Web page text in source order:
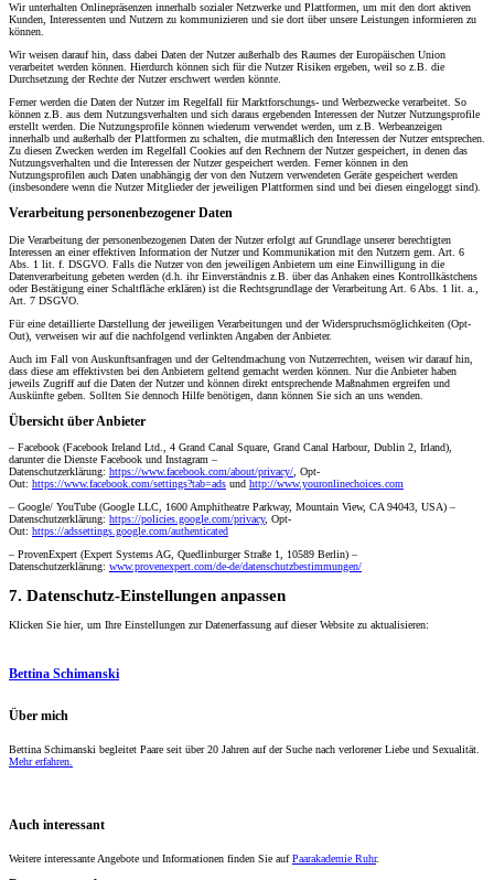
Wir unterhalten Onlinepräsenzen innerhalb sozialer Netzwerke und Plattformen, um mit den dort aktiven
Kunden, Interessenten und Nutzern zu kommunizieren und sie dort über unsere Leistungen informieren zu
können.
Wir weisen darauf hin, dass dabei Daten der Nutzer außerhalb des Raumes der Europäischen Union
verarbeitet werden können. Hierdurch können sich für die Nutzer Risiken ergeben, weil so z.B. die
Durchsetzung der Rechte der Nutzer erschwert werden könnte.
Ferner werden die Daten der Nutzer im Regelfall für Marktforschungs- und Werbezwecke verarbeitet. So
können z.B. aus dem Nutzungsverhalten und sich daraus ergebenden Interessen der Nutzer Nutzungsprofile
erstellt werden. Die Nutzungsprofile können wiederum verwendet werden, um z.B. Werbeanzeigen
innerhalb und außerhalb der Plattformen zu schalten, die mutmaßlich den Interessen der Nutzer entsprechen.
Zu diesen Zwecken werden im Regelfall Cookies auf den Rechnern der Nutzer gespeichert, in denen das
Nutzungsverhalten und die Interessen der Nutzer gespeichert werden. Ferner können in den
Nutzungsprofilen auch Daten unabhängig der von den Nutzern verwendeten Geräte gespeichert werden
(insbesondere wenn die Nutzer Mitglieder der jeweiligen Plattformen sind und bei diesen eingeloggt sind).
Verarbeitung personenbezogener Daten
Die Verarbeitung der personenbezogenen Daten der Nutzer erfolgt auf Grundlage unserer berechtigten
Interessen an einer effektiven Information der Nutzer und Kommunikation mit den Nutzern gem. Art. 6
Abs. 1 lit. f. DSGVO. Falls die Nutzer von den jeweiligen Anbietern um eine Einwilligung in die
Datenverarbeitung gebeten werden (d.h. ihr Einverständnis z.B. über das Anhaken eines Kontrollkästchens
oder Bestätigung einer Schaltfläche erklären) ist die Rechtsgrundlage der Verarbeitung Art. 6 Abs. 1 lit. a.,
Art. 7 DSGVO.
Für eine detaillierte Darstellung der jeweiligen Verarbeitungen und der Widerspruchsmöglichkeiten (Opt-
Out), verweisen wir auf die nachfolgend verlinkten Angaben der Anbieter.
Auch im Fall von Auskunftsanfragen und der Geltendmachung von Nutzerrechten, weisen wir darauf hin,
dass diese am effektivsten bei den Anbietern geltend gemacht werden können. Nur die Anbieter haben
jeweils Zugriff auf die Daten der Nutzer und können direkt entsprechende Maßnahmen ergreifen und
Auskünfte geben. Sollten Sie dennoch Hilfe benötigen, dann können Sie sich an uns wenden.
Übersicht über Anbieter
– Facebook (Facebook Ireland Ltd., 4 Grand Canal Square, Grand Canal Harbour, Dublin 2, Irland),
darunter die Dienste Facebook und Instagram –
Datenschutzerklärung: https://www.facebook.com/about/privacy/ , Opt-
Out: https://www.facebook.com/settings?tab=ads und http://www.youronlinechoices.com
– Google/ YouTube (Google LLC, 1600 Amphitheatre Parkway, Mountain View, CA 94043, USA) –
Datenschutzerklärung: https://policies.google.com/privacy, Opt-
Out: https://adssettings.google.com/authenticated
– ProvenExpert (Expert Systems AG, Quedlinburger Straße 1, 10589 Berlin) –
Datenschutzerklärung: www.provenexpert.com/de-de/datenschutzbestimmungen/
7. Datenschutz-Einstellungen anpassen
Klicken Sie hier, um Ihre Einstellungen zur Datenerfassung auf dieser Website zu aktualisieren:
Bettina Schimanski
Über mich
Bettina Schimanski begleitet Paare seit über 20 Jahren auf der Suche nach verlorener Liebe und Sexualität.
Mehr erfahren.
Auch interessant
Weitere interessante Angebote und Informa­tionen finden Sie aufPaarakademie Ruhr.